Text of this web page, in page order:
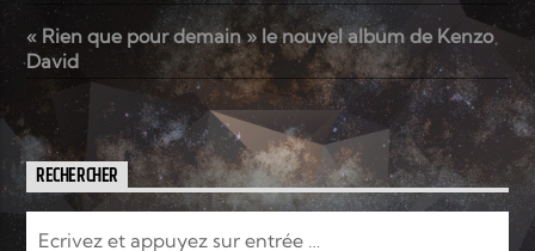
« Rien que pour demain » le nouvel album de Kenzo
David
RECHERCHER